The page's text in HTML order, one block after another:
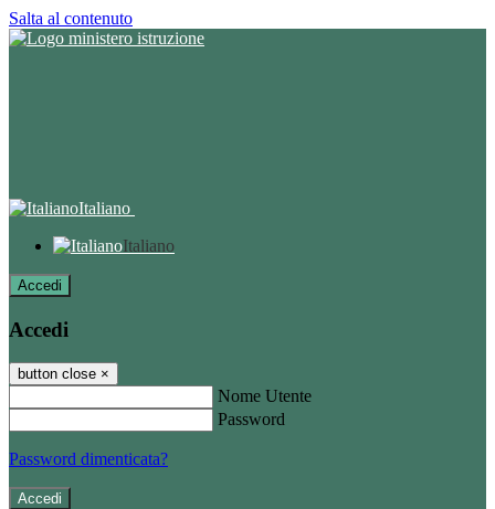
Salta al contenuto
Italiano
Italiano
Accedi
Accedi
button close ×
Nome Utente
Password
Password dimenticata?